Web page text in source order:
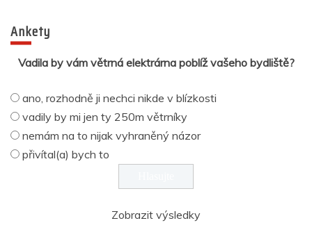
Ankety
Vadila by vám větrná elektrárna poblíž vašeho bydliště?
ano, rozhodně ji nechci nikde v blízkosti
vadily by mi jen ty 250m větrníky
nemám na to nijak vyhraněný názor
přivítal(a) bych to
Zobrazit výsledky